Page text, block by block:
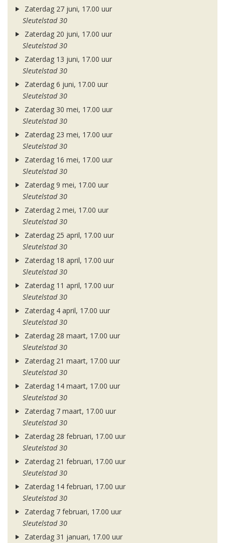
Zaterdag 27 juni, 17.00 uur
Sleutelstad 30
Zaterdag 20 juni, 17.00 uur
Sleutelstad 30
Zaterdag 13 juni, 17.00 uur
Sleutelstad 30
Zaterdag 6 juni, 17.00 uur
Sleutelstad 30
Zaterdag 30 mei, 17.00 uur
Sleutelstad 30
Zaterdag 23 mei, 17.00 uur
Sleutelstad 30
Zaterdag 16 mei, 17.00 uur
Sleutelstad 30
Zaterdag 9 mei, 17.00 uur
Sleutelstad 30
Zaterdag 2 mei, 17.00 uur
Sleutelstad 30
Zaterdag 25 april, 17.00 uur
Sleutelstad 30
Zaterdag 18 april, 17.00 uur
Sleutelstad 30
Zaterdag 11 april, 17.00 uur
Sleutelstad 30
Zaterdag 4 april, 17.00 uur
Sleutelstad 30
Zaterdag 28 maart, 17.00 uur
Sleutelstad 30
Zaterdag 21 maart, 17.00 uur
Sleutelstad 30
Zaterdag 14 maart, 17.00 uur
Sleutelstad 30
Zaterdag 7 maart, 17.00 uur
Sleutelstad 30
Zaterdag 28 februari, 17.00 uur
Sleutelstad 30
Zaterdag 21 februari, 17.00 uur
Sleutelstad 30
Zaterdag 14 februari, 17.00 uur
Sleutelstad 30
Zaterdag 7 februari, 17.00 uur
Sleutelstad 30
Zaterdag 31 januari, 17.00 uur